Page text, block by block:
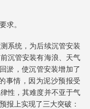
求。
系统，为后续沉管安装
沉管安装有海浪、天气
淤，使沉管安装增加了
事情，因为泥沙预报受
性，其难度并不亚于气
报上实现了三大突破：